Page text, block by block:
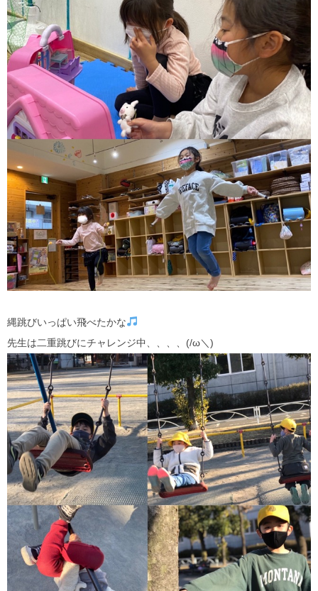
縄跳びいっぱい飛べたかな
先生は二重跳びにチャレンジ中、、、、(/ω＼)